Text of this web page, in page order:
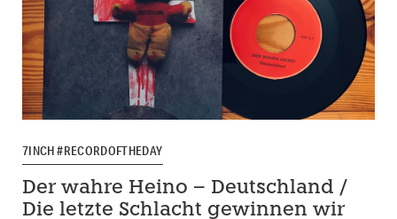
7INCH #RECORDOFTHEDAY
Der wahre Heino – Deutschland /
Die letzte Schlacht gewinnen wir